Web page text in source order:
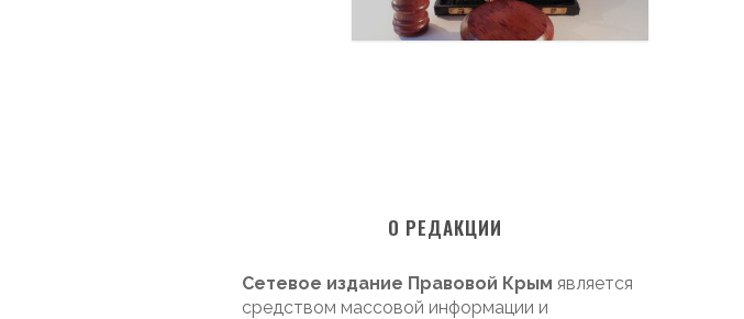
О РЕДАКЦИИ
Сетевое издание Правовой Крым является
средством массовой информации и